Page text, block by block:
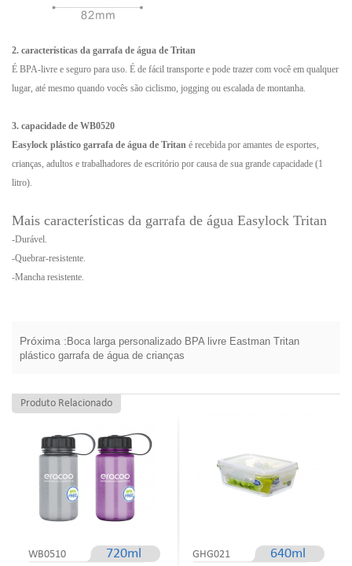
2. características da garrafa de água de Tritan
É BPA-livre e seguro para uso. É de fácil transporte e pode trazer com você em qualquer
lugar, até mesmo quando vocês são ciclismo, jogging ou escalada de montanha.
3. capacidade de WB0520
Easylock plástico garrafa de água de Tritan é recebida por amantes de esportes,
crianças, adultos e trabalhadores de escritório por causa de sua grande capacidade (1
litro).
Mais características da garrafa de água Easylock Tritan
-Durável.
-Quebrar-resistente.
-Mancha resistente.
Próxima : Boca larga personalizado BPA livre Eastman Tritan
plástico garrafa de água de crianças
Produto Relacionado
WB0510 720ml GHG021 640ml